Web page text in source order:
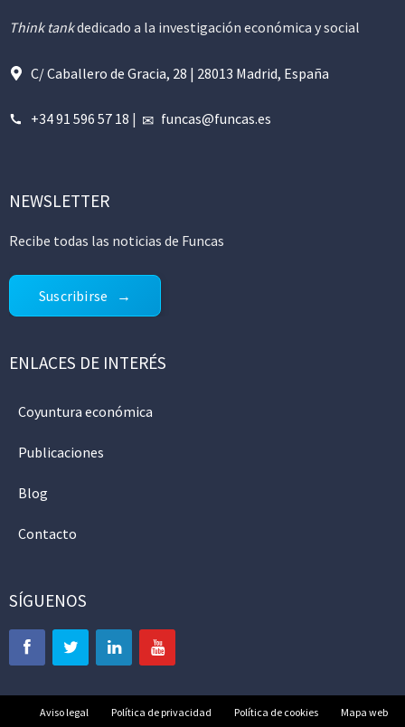
Think tankdedicado a la investigación económica y social
C/ Caballero de Gracia, 28 | 28013 Madrid, España
+34 91 596 57 18 | funcas@funcas.es
NEWSLETTER
Recibe todas las noticias de Funcas
Suscribirse
ENLACES DE INTERÉS
Coyuntura económica
Publicaciones
Blog
Contacto
SÍGUENOS
Aviso legal Política de privacidad Política de cookies Mapa web